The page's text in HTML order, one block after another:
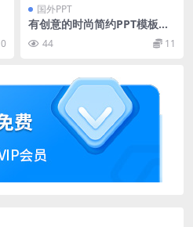
0
国外PPT
有创意的时尚简约PPT模板下
载[PPTX]
44 11